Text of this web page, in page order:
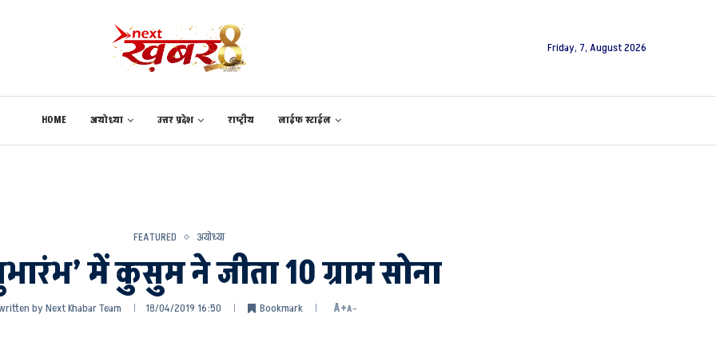
Friday, 7, August 2026
HOME अयोध्या उत्तर प्रदेश राष्ट्रीय लाईफ स्टाईल
FEATURED अयोध्या
में कुसुम ने जीता 10 ग्राम सोना
byNext Khabar Team 18/04/2019 16:50 Bookmark A+A-